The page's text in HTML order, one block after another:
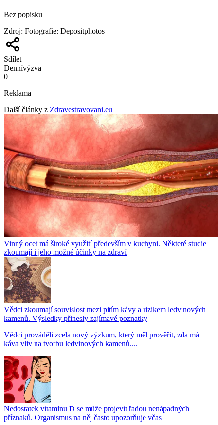
Bez popisku
Zdroj: Fotografie: Depositphotos
Sdílet
Dennívýzva
0
Reklama
Další články z Zdravestravovani.eu
Vinný ocet má široké využití především v kuchyni. Některé studie
zkoumají i jeho možné účinky na zdraví
Vědci zkoumají souvislost mezi pitím kávy a rizikem ledvinových
kamenů. Výsledky přinesly zajímavé poznatky
Vědci prováděli zcela nový výzkum, který měl prověřit, zda má
káva vliv na tvorbu ledvinových kamenů....
Nedostatek vitamínu D se může projevit řadou nenápadných
příznaků. Organismus na něj často upozorňuje včas